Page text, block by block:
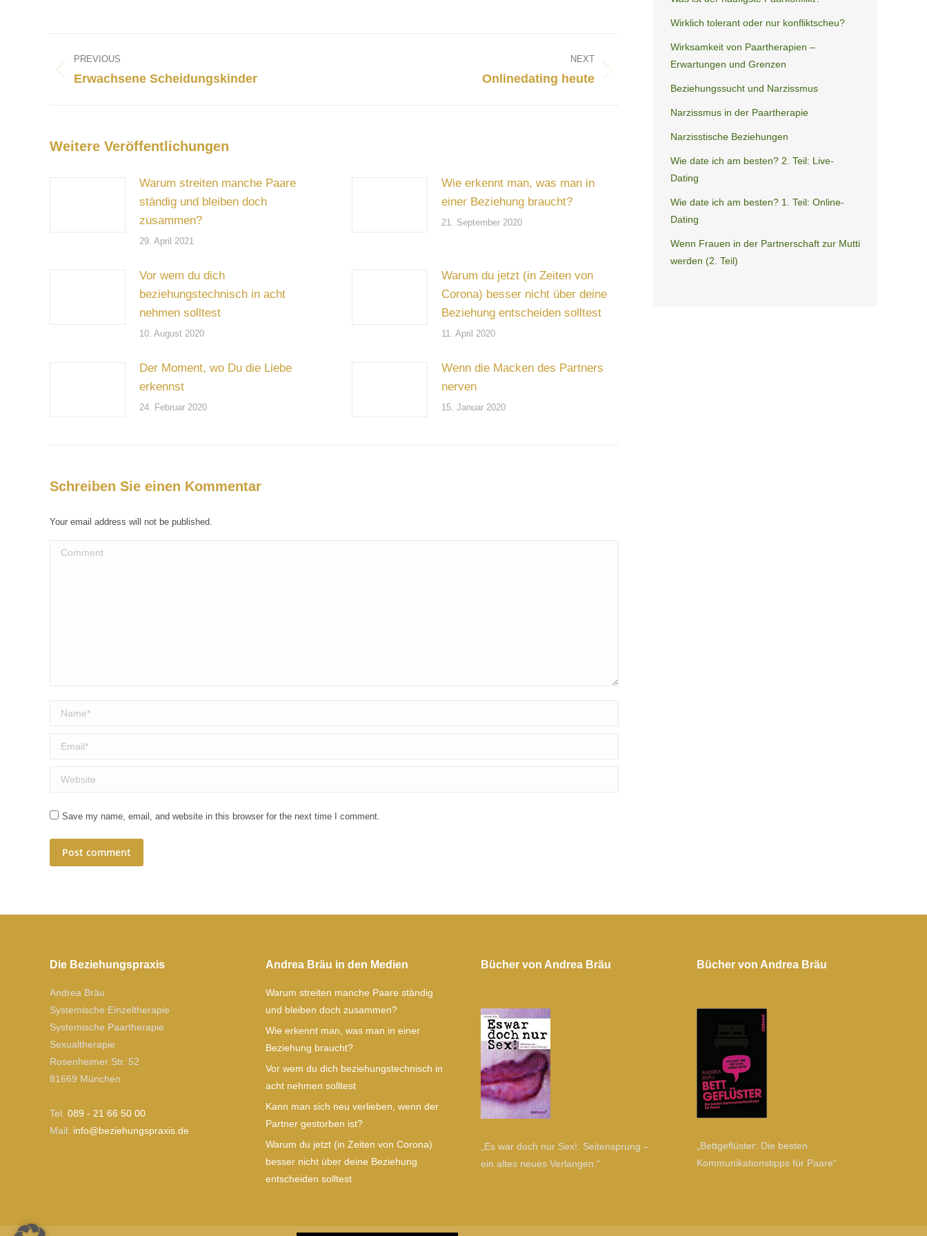
navigation
PREVIOUS
Previous
Erwachsene Scheidungskinder
NEXT
Onlinedating heute
Weitere Veröffentlichungen
Warum streiten manche Paare
ständig und bleiben doch
zusammen?
29. April 2021
Wie erkennt man, was man in
einer Beziehung braucht?
21. September 2020
Vor wem du dich
beziehungstechnisch in acht
nehmen solltest
10. August 2020
Warum du jetzt (in Zeiten von
Corona) besser nicht über deine
Beziehung entscheiden solltest
11. April 2020
Der Moment, wo Du die Liebe
erkennst
24. Februar 2020
Wenn die Macken des Partners
nerven
15. Januar 2020
Schreiben Sie einen Kommentar
Your email address will not be published.
Comment
Name *
Email *
Website
Save my name, email, and website in this browser for the next time I comment.
Post comment
Wirklich tolerant oder nur konfliktscheu?
Wirksamkeit von Paartherapien –
Erwartungen und Grenzen
Beziehungssucht und Narzissmus
Narzissmus in der Paartherapie
Narzisstische Beziehungen
Wie date ich am besten? 2. Teil: Live-
Dating
Wie date ich am besten? 1. Teil: Online-
Dating
Wenn Frauen in der Partnerschaft zur Mutti
werden (2. Teil)
Die Beziehungspraxis
Andrea Bräu
Systemische Einzeltherapie
Systemische Paartherapie
Sexualtherapie
Rosenheimer Str. 52
81669 München
Tel. 089 - 21 66 50 00
Mail:
ed.si
xarps
gnuhe
izeb@
ofni
Andrea Bräu in den Medien
Warum streiten manche Paare ständig
und bleiben doch zusammen?
Wie erkennt man, was man in einer
Beziehung braucht?
Vor wem du dich beziehungstechnisch in
acht nehmen solltest
Kann man sich neu verlieben, wenn der
Partner gestorben ist?
Warum du jetzt (in Zeiten von Corona)
besser nicht über deine Beziehung
entscheiden solltest
Bücher von Andrea Bräu
„Es war doch nur Sex!: Seitensprung –
ein altes neues Verlangen.“
Bücher von Andrea Bräu
„Bettgeflüster: Die besten
Kommunikationstipps für Paare“